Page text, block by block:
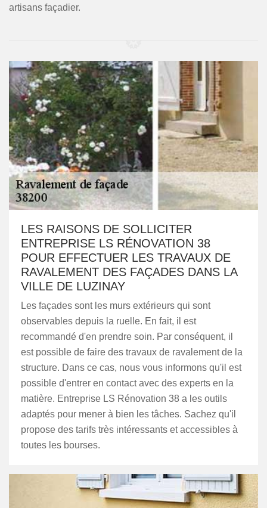
artisans façadier.
LES RAISONS DE SOLLICITER
ENTREPRISE LS RÉNOVATION 38
POUR EFFECTUER LES TRAVAUX DE
RAVALEMENT DES FAÇADES DANS LA
VILLE DE LUZINAY
Les façades sont les murs extérieurs qui sont
observables depuis la ruelle. En fait, il est
recommandé d'en prendre soin. Par conséquent, il
est possible de faire des travaux de ravalement de la
structure. Dans ce cas, nous vous informons qu'il est
possible d'entrer en contact avec des experts en la
matière. Entreprise LS Rénovation 38 a les outils
adaptés pour mener à bien les tâches. Sachez qu'il
propose des tarifs très intéressants et accessibles à
toutes les bourses.